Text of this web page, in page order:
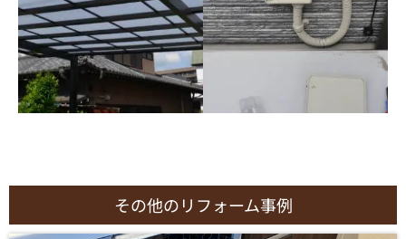
その他のリフォーム事例